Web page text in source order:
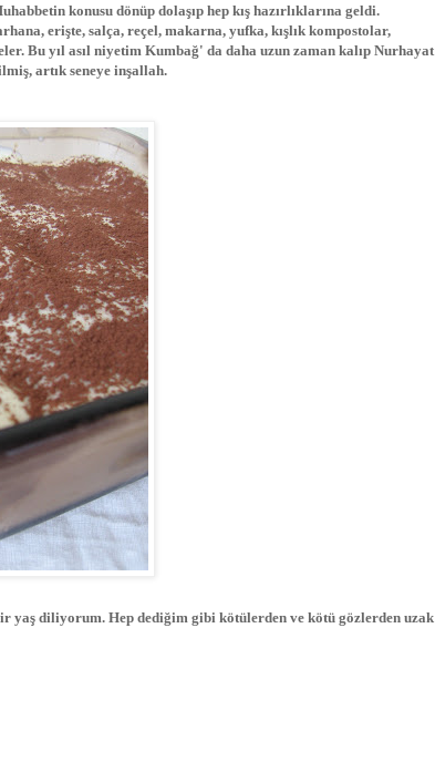
konusu dönüp dolaşıp hep kış hazırlıklarına geldi.
erişte, salça, reçel, makarna, yufka, kışlık kompostolar,
Bu yıl asıl niyetim Kumbağ' da daha uzun zaman kalıp Nurhayat
artık seneye inşallah.
yaş diliyorum. Hep dediğim gibi kötülerden ve kötü gözlerden uzak